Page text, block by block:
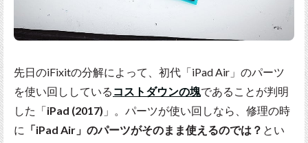
先日のiFixitの分解によって、初代「iPad Air」のパーツ
を使い回ししている コストダウンの塊であることが判明
した「iPad (2017) 」。パーツが使い回しなら、修理の時
に 「iPad Air」のパーツがそのまま使えるのでは？ とい